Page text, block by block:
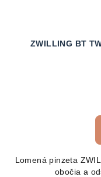
ZWILLING BT
Lomená pinzeta
obočia a